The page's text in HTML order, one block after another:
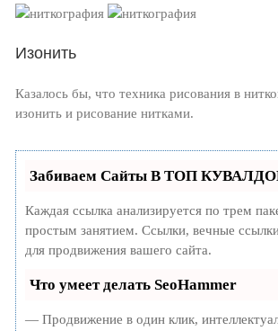
Изонить
Казалось бы, что техника рисования в
изонить и рисование нитками.
Забиваем Сайты В ТОП
Каждая ссылка анализируется по трем
простым занятием. Ссылки, вечные
для продвижения вашего сайта.
Что умеет делать SeoHammer
— Продвижение в один клик,